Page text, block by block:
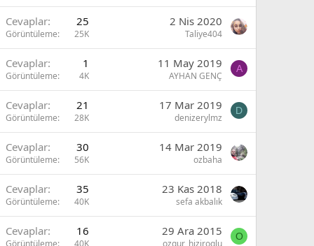
Cevaplar 25
Görüntüleme 25K
2 Nis 2020
Taliye404
Cevaplar 1
Görüntüleme 4K
11 May 2019
AYHAN GENÇ
A
Cevaplar 21
Görüntüleme 28K
17 Mar 2019
denizerylmz
D
Cevaplar 30
Görüntüleme 56K
14 Mar 2019
ozbaha
Cevaplar 35
Görüntüleme 40K
23 Kas 2018
sefa akbalık
Cevaplar 16
Görüntüleme 40K
29 Ara 2015
ozgur_hiziroglu
O